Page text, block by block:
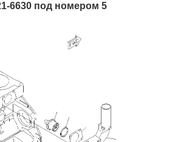
6630 под номером 5